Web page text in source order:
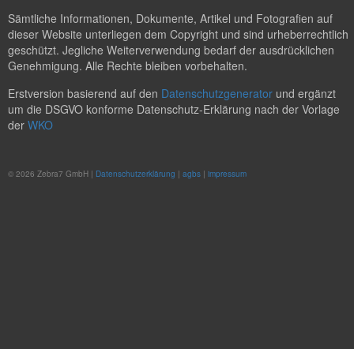
Sämtliche Informationen, Dokumente, Artikel und Fotografien auf
dieser Website unterliegen dem Copyright und sind urheberrechtlich
geschützt. Jegliche Weiterverwendung bedarf der ausdrücklichen
Genehmigung. Alle Rechte bleiben vorbehalten.
Erstversion basierend auf den Datenschutzgenerator und ergänzt
um die DSGVO konforme Datenschutz-Erklärung nach der Vorlage
der WKO
© 2026 Zebra7 GmbH | Datenschutzerklärung | agbs | impressum